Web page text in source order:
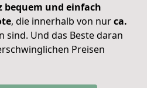
bequem und einfach
, die innerhalb von nurca.
sind. Und das Beste daran
Preisen